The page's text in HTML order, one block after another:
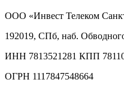
ООО «Инвест Телеком
192019, СПб, наб.
ИНН 7813521281 КПП
ОГРН 1117847548664